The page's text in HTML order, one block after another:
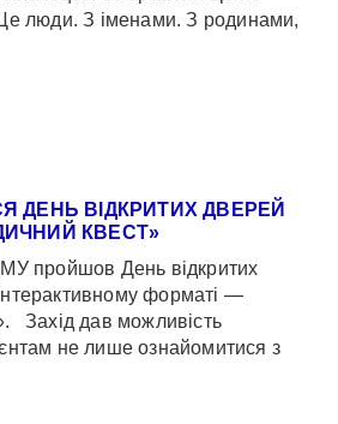
люди. З іменами. З родинами,
ДЕНЬ ВІДКРИТИХ ДВЕРЕЙ
КВЕСТ»
пройшов День відкритих
форматі —
Захід дав можливість
не лише ознайомитися з